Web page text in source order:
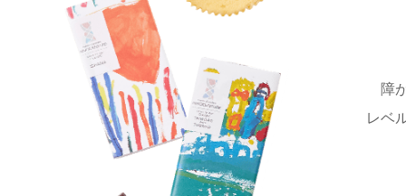
障
レベ